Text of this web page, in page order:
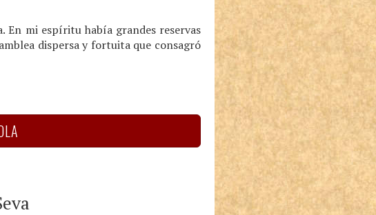
En mi espíritu había grandes reservas
dispersa y fortuita que consagró